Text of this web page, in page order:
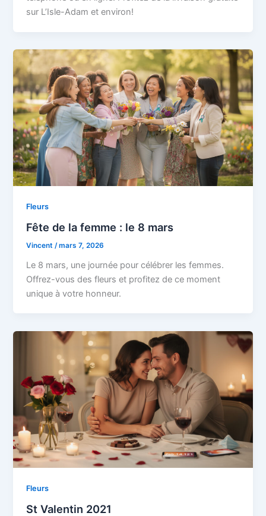
sur L’Isle-Adam et environ!
Fleurs
Fête de la femme : le 8 mars
Vincent /mars 7, 2026
Le 8 mars, une journée pour célébrer les femmes.
Offrez-vous des fleurs et profitez de ce moment
unique à votre honneur.
Fleurs
St Valentin 2021